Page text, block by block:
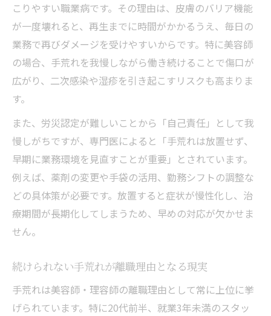
こりやすい職業病です。その理由は、皮膚のバリア機能
が一度壊れると、再生までに時間がかかるうえ、毎日の
業務で再びダメージを受けやすいからです。特に美容師
の場合、手荒れを我慢しながら働き続けることで傷口が
広がり、二次感染や湿疹を引き起こすリスクも高まりま
す。
また、労災認定が難しいことから「自己責任」として我
慢しがちですが、専門医によると「手荒れは放置せず、
早期に業務環境を見直すことが重要」とされています。
例えば、薬剤の変更や手袋の活用、勤務シフトの調整な
どの具体策が必要です。放置すると症状が慢性化し、治
療期間が長期化してしまうため、早めの対応が欠かせま
せん。
続けられない手荒れが離職理由となる現実
手荒れは美容師・理容師の離職理由として常に上位に挙
げられています。特に20代前半、就業3年未満のスタッ